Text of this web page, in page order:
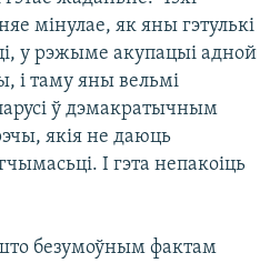
мінулае, як яны гэтулькі
у рэжыме акупацыі адной
і таму яны вельмі
ў дэмакратычным
якія не даюць
І гэта непакоіць
безумоўным фактам